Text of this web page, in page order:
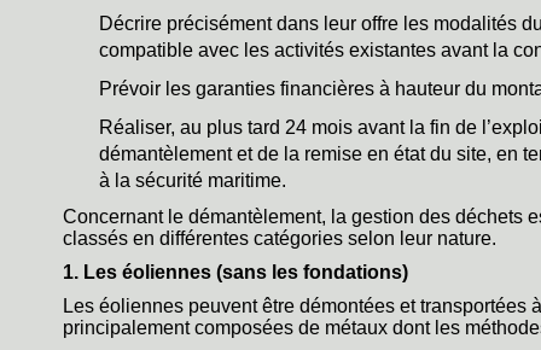
Décrire précisément dans leur offre les modalités
compatible avec les activités existantes avant la
Prévoir les garanties financières à hauteur du
Réaliser, au plus tard 24 mois avant la fin de
démantèlement et de la remise en état du site, en
à la sécurité maritime.
Concernant le démantèlement, la gestion des déchets
classés en différentes catégories selon leur nature.
1. Les éoliennes (sans les fondations)
Les éoliennes peuvent être démontées et
principalement composées de métaux dont les